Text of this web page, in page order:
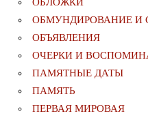
ОБМУНДИРОВАНИЕ И
ОБЪЯВЛЕНИЯ
ОЧЕРКИ И
ПАМЯТНЫЕ ДАТЫ
ПАМЯТЬ
ПЕРВАЯ МИРОВАЯ